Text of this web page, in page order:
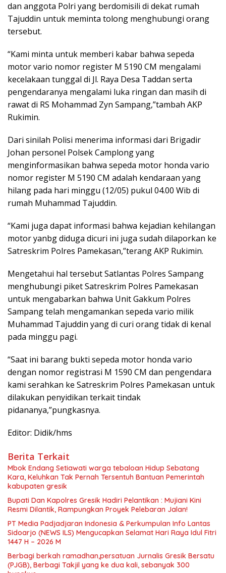
dan anggota Polri yang berdomisili di dekat rumah
Tajuddin untuk meminta tolong menghubungi orang
tersebut.
“Kami minta untuk memberi kabar bahwa sepeda
motor vario nomor register M 5190 CM mengalami
kecelakaan tunggal di Jl. Raya Desa Taddan serta
pengendaranya mengalami luka ringan dan masih di
rawat di RS Mohammad Zyn Sampang,”tambah AKP
Rukimin.
Dari sinilah Polisi menerima informasi dari Brigadir
Johan personel Polsek Camplong yang
menginformasikan bahwa sepeda motor honda vario
nomor register M 5190 CM adalah kendaraan yang
hilang pada hari minggu (12/05) pukul 04.00 Wib di
rumah Muhammad Tajuddin.
“Kami juga dapat informasi bahwa kejadian kehilangan
motor yanbg diduga dicuri ini juga sudah dilaporkan ke
Satreskrim Polres Pamekasan,”terang AKP Rukimin.
Mengetahui hal tersebut Satlantas Polres Sampang
menghubungi piket Satreskrim Polres Pamekasan
untuk mengabarkan bahwa Unit Gakkum Polres
Sampang telah mengamankan sepeda vario milik
Muhammad Tajuddin yang di curi orang tidak di kenal
pada minggu pagi.
“Saat ini barang bukti sepeda motor honda vario
dengan nomor registrasi M 1590 CM dan pengendara
kami serahkan ke Satreskrim Polres Pamekasan untuk
dilakukan penyidikan terkait tindak
pidananya,”pungkasnya.
Editor: Didik/hms
Berita Terkait
Mbok Endang Setiawati warga tebaloan Hidup Sebatang
Kara, Keluhkan Tak Pernah Tersentuh Bantuan Pemerintah
kabupaten gresik
​Bupati Dan Kapolres Gresik Hadiri Pelantikan : Mujiani Kini
Resmi Dilantik, Rampungkan Proyek Pelebaran Jalan!
PT Media Padjadjaran Indonesia & Perkumpulan Info Lantas
Sidoarjo (NEWS ILS) Mengucapkan Selamat Hari Raya Idul Fitri
1447 H – 2026 M
Berbagi berkah ramadhan,persatuan Jurnalis Gresik Bersatu
(PJGB), Berbagi Takjil yang ke dua kali, sebanyak 300